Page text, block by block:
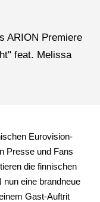
ARION Premiere
feat. Melissa
Eurovision-
Presse und Fans
die finnischen
eine brandneue
Gast-Auftrit